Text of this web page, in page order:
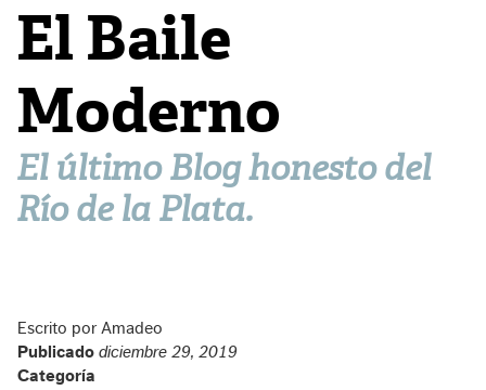
El Baile
Moderno
El último Blog honesto del
Río de la Plata.
Escrito por Amadeo
Publicado diciembre 29, 2019
Categoría